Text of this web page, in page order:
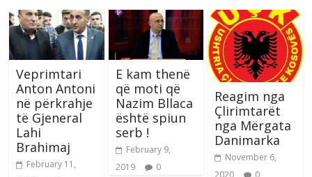
Veprimtari
Anton Antoni
në përkrahje
të Gjeneral
Lahi
Brahimaj
February 11,
E kam thenë
që moti që
Nazim Bllaca
është spiun
serb !
February 9,
2019
0
Reagim nga
Çlirimtarët
nga Mërgata
Danimarka
November 6,